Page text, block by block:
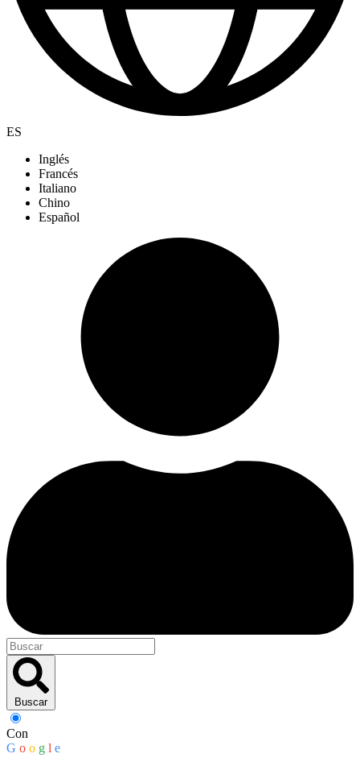
ES
Inglés
Francés
Italiano
Chino
Español
Buscar
Con
G o o g l e